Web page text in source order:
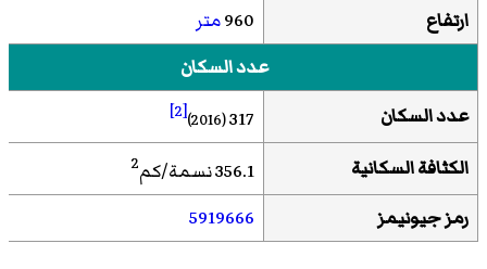
ارتفاع 960متر
عدد السكان
عدد السكان
317
(2016)
[2]
الكثافة السكانية 356.1 نسمة/كم 2
رمز جيونيمز 5919666